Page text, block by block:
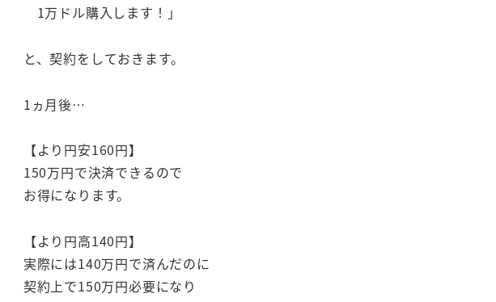
1万ドル購入します！」
と、契約をしておきます。
1ヵ月後…
【より円安160円】
150万円で決済できるので
お得になります。
【より円高140円】
実際には140万円で済んだのに
契約上で150万円必要になり